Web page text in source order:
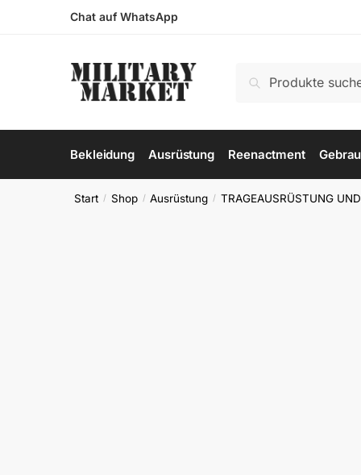
Chat auf WhatsApp
nach:
Suchen
Bekleidung Ausrüstung Reenactment
Start / Shop / Ausrüstung / TRAGEAUSRÜSTUNG